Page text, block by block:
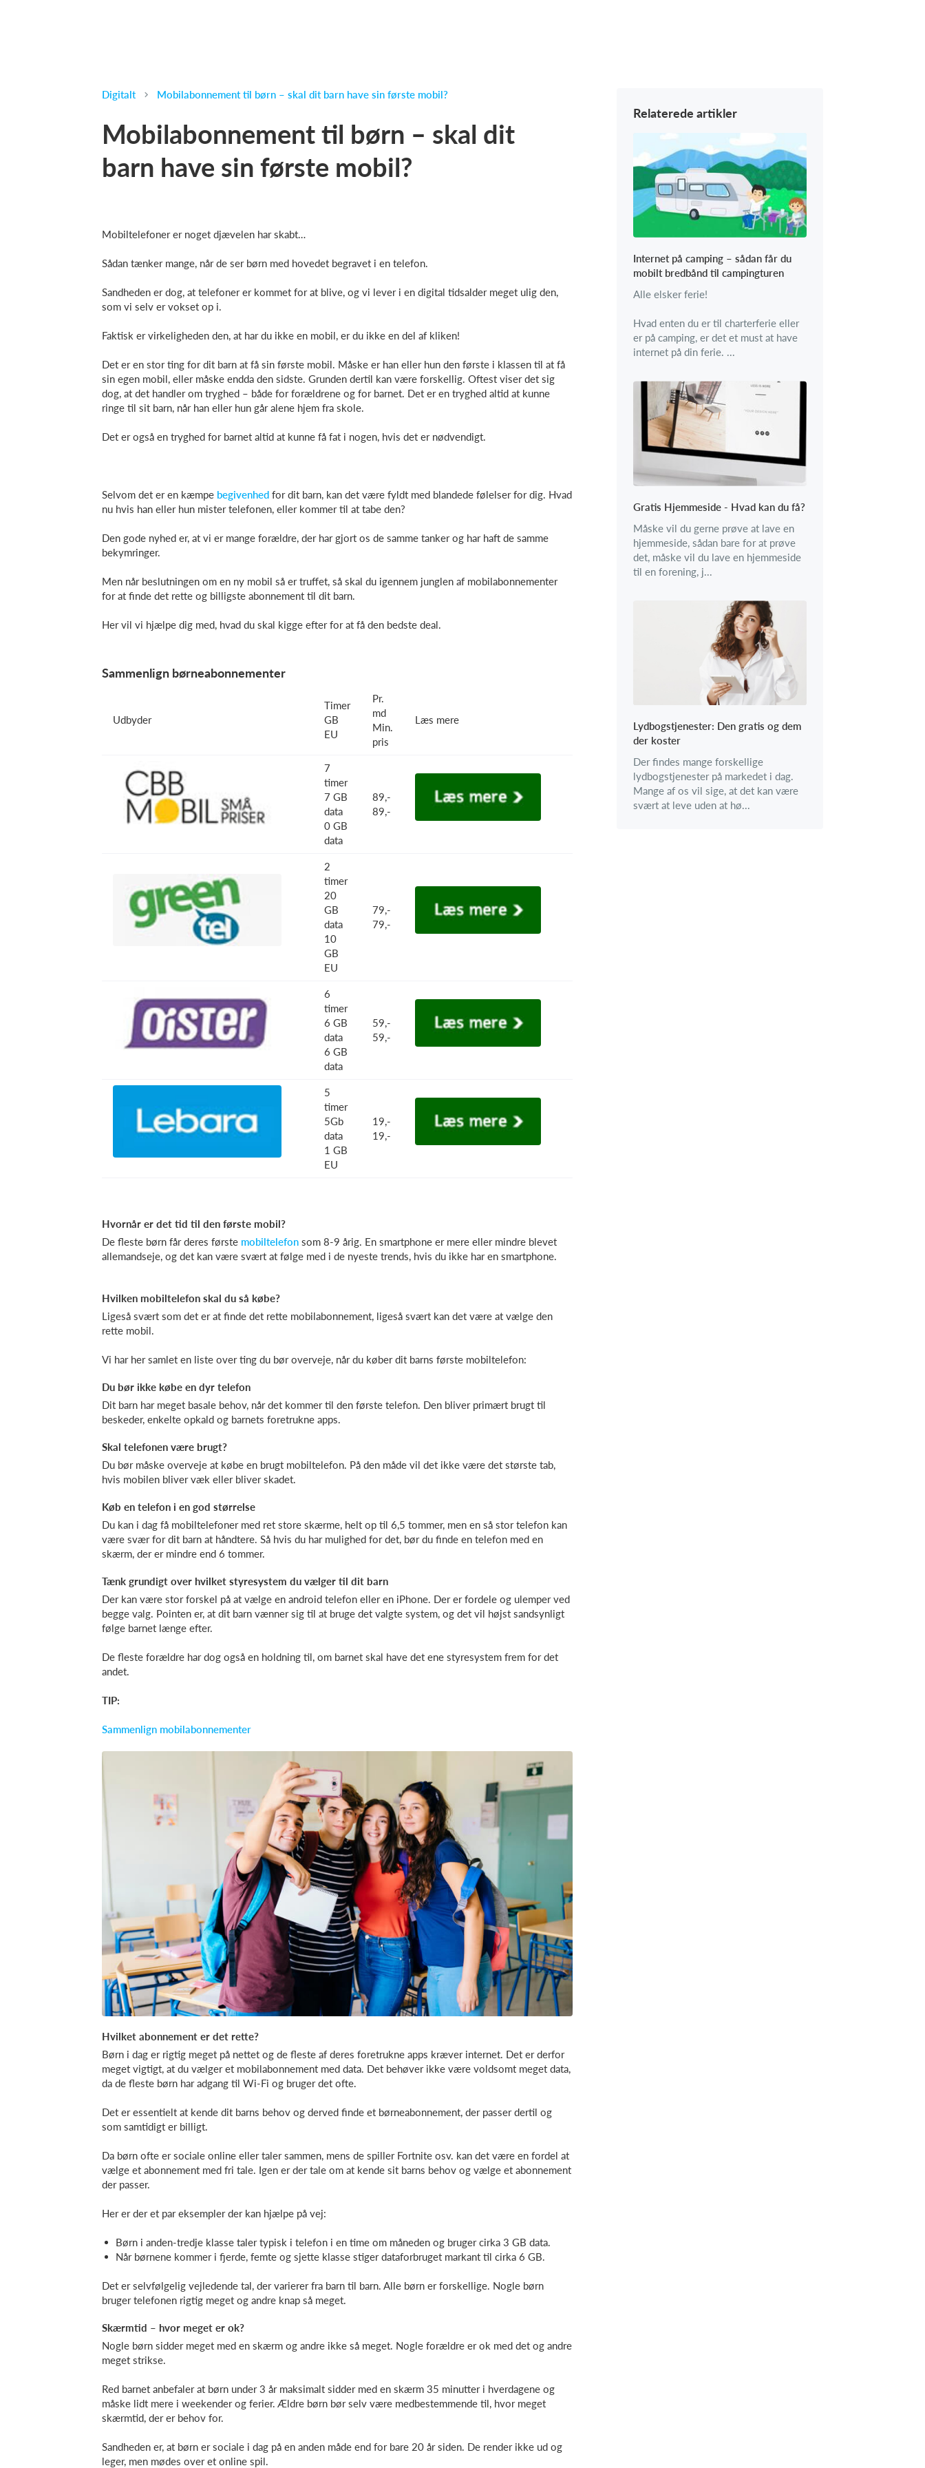
Digitalt Mobilabonnement til børn – skal dit barn have sin første mobil?
Mobilabonnement til børn – skal dit
barn have sin første mobil?
Mobiltelefoner er noget djævelen har skabt…
Sådan tænker mange, når de ser børn med hovedet begravet i en telefon.
Sandheden er dog, at telefoner er kommet for at blive, og vi lever i en digital tidsalder meget ulig den,
som vi selv er vokset op i.
Faktisk er virkeligheden den, at har du ikke en mobil, er du ikke en del af kliken!
Det er en stor ting for dit barn at få sin første mobil. Måske er han eller hun den første i klassen til at få
sin egen mobil, eller måske endda den sidste. Grunden dertil kan være forskellig. Oftest viser det sig
dog, at det handler om tryghed – både for forældrene og for barnet. Det er en tryghed altid at kunne
ringe til sit barn, når han eller hun går alene hjem fra skole.
Det er også en tryghed for barnet altid at kunne få fat i nogen, hvis det er nødvendigt.
Selvom det er en kæmpe begivenhed for dit barn, kan det være fyldt med blandede følelser for dig. Hvad
nu hvis han eller hun mister telefonen, eller kommer til at tabe den?
Den gode nyhed er, at vi er mange forældre, der har gjort os de samme tanker og har haft de samme
bekymringer.
Men når beslutningen om en ny mobil så er truffet, så skal du igennem junglen af mobilabonnementer
for at finde det rette og billigste abonnement til dit barn.
Her vil vi hjælpe dig med, hvad du skal kigge efter for at få den bedste deal.
Sammenlign børneabonnementer
Udbyder
Timer
GB
EU
Pr.
md
Min.
pris
Læs mere
7
timer
7 GB
data
0 GB
data
89,-
89,-
2
timer
20
GB
data
10
GB
EU
79,-
79,-
6
timer
6 GB
data
6 GB
data
59,-
59,-
5
timer
5Gb
data
1 GB
EU
19,-
19,-
Hvornår er det tid til den første mobil?
De fleste børn får deres første mobiltelefon som 8-9 årig. En smartphone er mere eller mindre blevet
allemandseje, og det kan være svært at følge med i de nyeste trends, hvis du ikke har en smartphone.
Hvilken mobiltelefon skal du så købe?
Ligeså svært som det er at finde det rette mobilabonnement, ligeså svært kan det være at vælge den
rette mobil.
Vi har her samlet en liste over ting du bør overveje, når du køber dit barns første mobiltelefon:
Du bør ikke købe en dyr telefon
Dit barn har meget basale behov, når det kommer til den første telefon. Den bliver primært brugt til
beskeder, enkelte opkald og barnets foretrukne apps.
Skal telefonen være brugt?
Du bør måske overveje at købe en brugt mobiltelefon. På den måde vil det ikke være det største tab,
hvis mobilen bliver væk eller bliver skadet.
Køb en telefon i en god størrelse
Du kan i dag få mobiltelefoner med ret store skærme, helt op til 6,5 tommer, men en så stor telefon kan
være svær for dit barn at håndtere. Så hvis du har mulighed for det, bør du finde en telefon med en
skærm, der er mindre end 6 tommer.
Tænk grundigt over hvilket styresystem du vælger til dit barn
Der kan være stor forskel på at vælge en android telefon eller en iPhone. Der er fordele og ulemper ved
begge valg. Pointen er, at dit barn vænner sig til at bruge det valgte system, og det vil højst sandsynligt
følge barnet længe efter.
De fleste forældre har dog også en holdning til, om barnet skal have det ene styresystem frem for det
andet.
TIP:
Sammenlign mobilabonnementer
Hvilket abonnement er det rette?
Børn i dag er rigtig meget på nettet og de fleste af deres foretrukne apps kræver internet. Det er derfor
meget vigtigt, at du vælger et mobilabonnement med data. Det behøver ikke være voldsomt meget data,
da de fleste børn har adgang til Wi-Fi og bruger det ofte.
Det er essentielt at kende dit barns behov og derved finde et børneabonnement, der passer dertil og
som samtidigt er billigt.
Da børn ofte er sociale online eller taler sammen, mens de spiller Fortnite osv. kan det være en fordel at
vælge et abonnement med fri tale. Igen er der tale om at kende sit barns behov og vælge et abonnement
der passer.
Her er der et par eksempler der kan hjælpe på vej:
Børn i anden-tredje klasse taler typisk i telefon i en time om måneden og bruger cirka 3 GB data.
Når børnene kommer i fjerde, femte og sjette klasse stiger dataforbruget markant til cirka 6 GB.
Det er selvfølgelig vejledende tal, der varierer fra barn til barn. Alle børn er forskellige. Nogle børn
bruger telefonen rigtig meget og andre knap så meget.
Skærmtid – hvor meget er ok?
Nogle børn sidder meget med en skærm og andre ikke så meget. Nogle forældre er ok med det og andre
meget strikse.
Red barnet anbefaler at børn under 3 år maksimalt sidder med en skærm 35 minutter i hverdagene og
måske lidt mere i weekender og ferier. Ældre børn bør selv være medbestemmende til, hvor meget
skærmtid, der er behov for.
Sandheden er, at børn er sociale i dag på en anden måde end for bare 20 år siden. De render ikke ud og
leger, men mødes over et online spil.
Relaterede artikler
Internet på camping – sådan får du
mobilt bredbånd til campingturen
Alle elsker ferie!
Hvad enten du er til charterferie eller
er på camping, er det et must at have
internet på din ferie. ...
Gratis Hjemmeside - Hvad kan du få?
Måske vil du gerne prøve at lave en
hjemmeside, sådan bare for at prøve
det, måske vil du lave en hjemmeside
til en forening, j...
Lydbogstjenester: Den gratis og dem
der koster
Der findes mange forskellige
lydbogstjenester på markedet i dag.
Mange af os vil sige, at det kan være
svært at leve uden at hø...